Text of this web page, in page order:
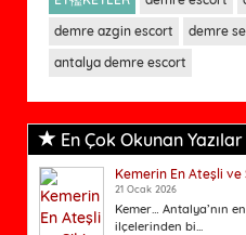
demre azgin escort
demre
antalya demre escort
En Çok Okunan Yazılar
Kemerin En Ateşli
21 Ocak 2026
Kemer… Antalya’nın
ilçelerinden bi...